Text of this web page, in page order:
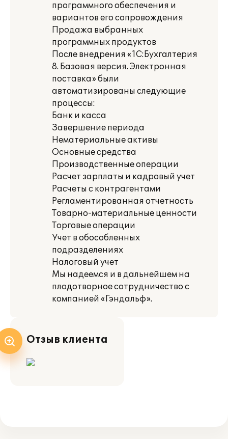
программного обеспечения и
вариантов его сопровождения
Продажа выбранных
программных продуктов
После внедрения «1С:Бухгалтерия
8. Базовая версия. Электронная
поставка» были
автоматизированы следующие
процессы:
Банк и касса
Завершение периода
Нематериальные активы
Основные средства
Производственные операции
Расчет зарплаты и кадровый учет
Расчеты с контрагентами
Регламентированная отчетность
Товарно-материальные ценности
Торговые операции
Учет в обособленных
подразделениях
Налоговый учет
Мы надеемся и в дальнейшем на
плодотворное сотрудничество с
компанией «Гэндальф».
Отзыв клиента